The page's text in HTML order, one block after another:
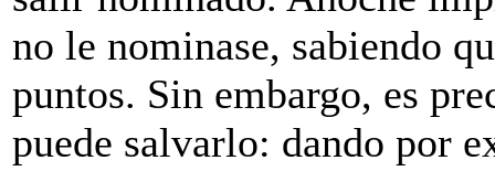
no le nominase, sabiendo
puntos. Sin embargo, es
puede salvarlo: dando por